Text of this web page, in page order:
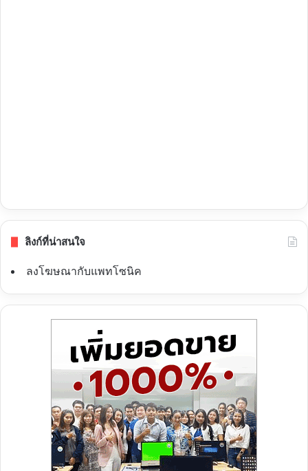
ลิงก์ที่น่าสนใจ
ลงโฆษณากับแพทโซนิค